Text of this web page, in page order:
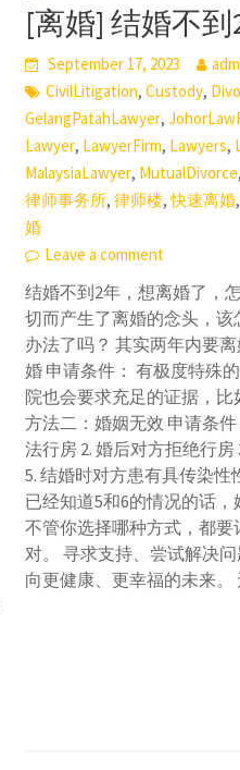
[离婚] 结婚不
September 17, 2023
CivilLitigation, Custody,
GelangPatahLawyer,
Lawyer, LawyerFirm, Lawyers,
MalaysiaLawyer, MutualDivorce,
律师事务所, 律师楼,快速离婚,
婚
Leave a comment
结婚不到2年，想离婚了，
切而产生了离婚的念头，
办法了吗？ 其实两年内要
婚 申请条件： 有极度特殊
院也会要求充足的证据，
方法二：婚姻无效 申请条
法行房 2. 婚后对方拒绝行
5. 结婚时对方患有具传染
已经知道5和6的情况的话
不管你选择哪种方式，都
对。 寻求支持、尝试解决
向更健康、更幸福的未来。